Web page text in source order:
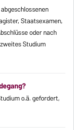
Staatsexamen,
oder nach
Studium
o.ä. gefordert,